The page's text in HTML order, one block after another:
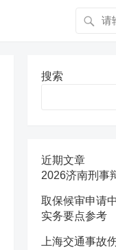
搜索
近期文章
2026济南刑事
取保候审申请
实务要点参考
上海交通事故